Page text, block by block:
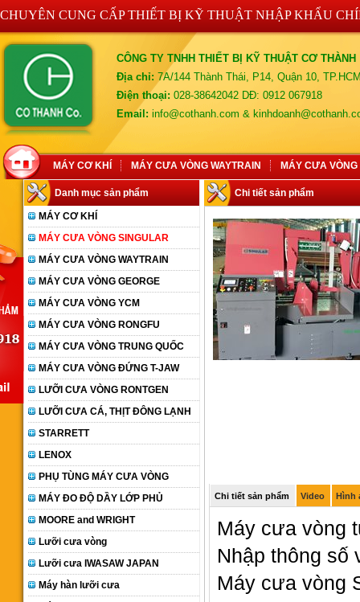
CHUYÊN CUNG CẤP THIẾT BỊ KỸ THUẬT NHẬP KHẨU
CÔNG TY TNHH THIẾT BỊ KỸ THUẬT CƠ THÀNH
Địa chỉ: 7A/144 Thành Thái, P14, Quận 10,
Điện thoại: 028-38642042 DĐ: 0912 067918
Email: info@cothanh.com &
MÁY CƠ KHÍ MÁY CƯA VÒNG WAYTRAIN MÁY CƯA VÒNG
Danh mục sản phẩm
MÁY CƠ KHÍ
MÁY CƯA VÒNG SINGULAR
MÁY CƯA VÒNG WAYTRAIN
MÁY CƯA VÒNG GEORGE
MÁY CƯA VÒNG YCM
MÁY CƯA VÒNG RONGFU
MÁY CƯA VÒNG TRUNG QUỐC
MÁY CƯA VÒNG ĐỨNG T-JAW
LƯỠI CƯA VÒNG RONTGEN
LƯỠI CƯA CÁ, THỊT ĐÔNG LẠNH
STARRETT
LENOX
PHỤ TÙNG MÁY CƯA VÒNG
MÁY ĐO ĐỘ DẦY LỚP PHỦ
MOORE and WRIGHT
Lưỡi cưa vòng
Lưỡi cưa IWASAW JAPAN
Máy hàn lưỡi cưa
Chi tiết sản phẩm
Chi tiết sản phẩm Video Hình
Máy cưa vòng
Nhập thông số
Máy cưa vòng